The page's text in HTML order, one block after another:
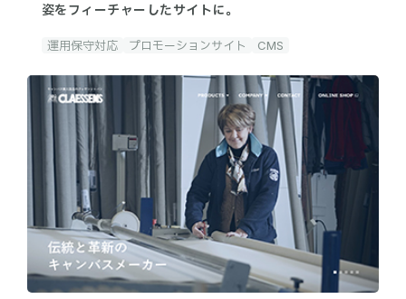
姿をフィーチャーしたサイトに。
運用保守対応 プロモーションサイト CMS